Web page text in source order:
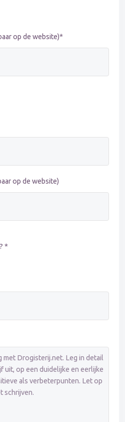
op de website)*
op de website)
*